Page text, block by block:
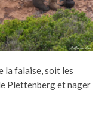
la falaise, soit les
Plettenberg et nager